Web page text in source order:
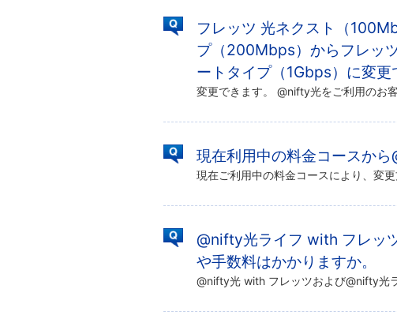
フレッツ 光ネクスト（
プ（200Mbps）からフレッ
ートタイプ（1Gbps）に変更
現在利用中の料金コースから
@nifty光ライフ with フレッ
や手数料はかかりますか。